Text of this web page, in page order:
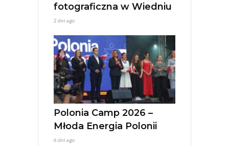
fotograficzna w Wiedniu
2 dni ago
Polonia Camp 2026 –
Młoda Energia Polonii
6 dni ago